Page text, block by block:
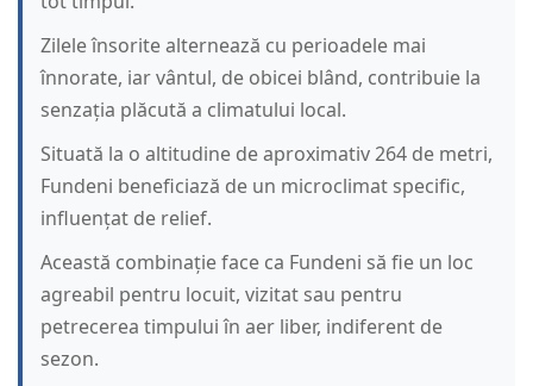
Zilele însorite alternează cu perioadele mai
înnorate, iar vântul, de obicei blând, contribuie la
senzația plăcută a climatului local.
Situată la o altitudine de aproximativ 264 de metri,
Fundeni beneficiază de un microclimat specific,
influențat de relief.
Această combinație face ca Fundeni să fie un loc
agreabil pentru locuit, vizitat sau pentru
petrecerea timpului în aer liber, indiferent de
sezon.